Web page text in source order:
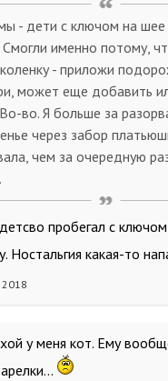
- дети с ключом на
Смогли именно потому,
- приложи
может еще добавить
во. Я больше за
через забор
чем за очередную
пробегал с
Ностальгия какая-то
у меня кот. Ему